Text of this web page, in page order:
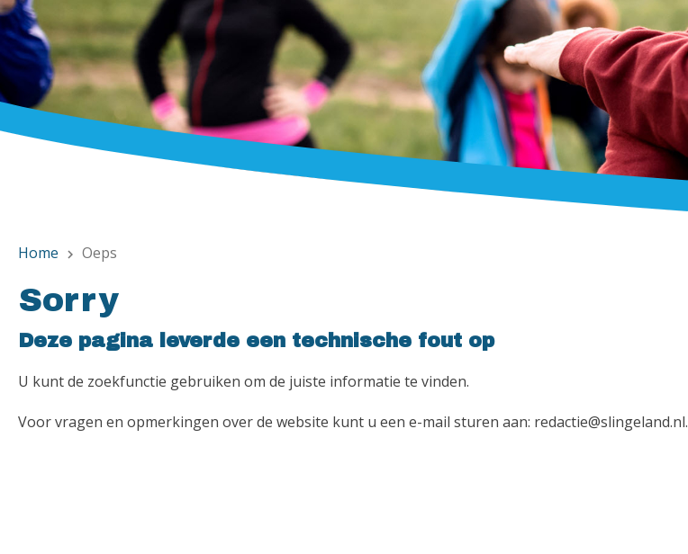
Home chevron_right Oeps
Sorry
Deze pagina leverde een technische fout op
U kunt de zoekfunctie gebruiken om de juiste informatie te vinden.
Voor vragen en opmerkingen over de website kunt u een e-mail sturen aan: redactie@slingeland.nl.